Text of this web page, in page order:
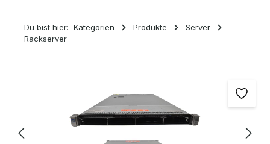
Du bist hier: Kategorien Produkte
Server
Rackserver